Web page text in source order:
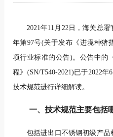
2021年11月22日，海关总
年第97号(关于发布《进境种猪
项行业标准的公告)。公告中的
程》(SN/T540-2021)已于2022
技术规范进行详细解读。
一、技术规范主要包括
包括进出口不锈钢初级产品